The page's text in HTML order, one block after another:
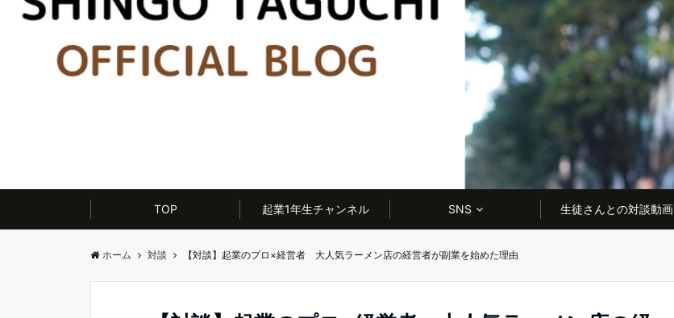
TOP 起業1年生チャンネル SNS 生徒さんとの対談動画
ホーム 対談 【対談】起業のプロ×経営者 大人気ラーメン店の経営者が副業を始めた理由